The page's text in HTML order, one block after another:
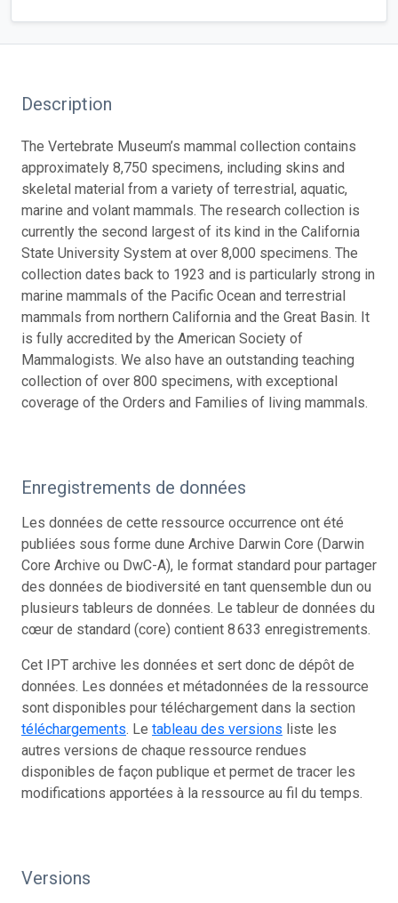
Description
The Vertebrate Museum’s mammal collection contains
approximately 8,750 specimens, including skins and
skeletal material from a variety of terrestrial, aquatic,
marine and volant mammals. The research collection is
currently the second largest of its kind in the California
State University System at over 8,000 specimens. The
collection dates back to 1923 and is particularly strong in
marine mammals of the Pacific Ocean and terrestrial
mammals from northern California and the Great Basin. It
is fully accredited by the American Society of
Mammalogists. We also have an outstanding teaching
collection of over 800 specimens, with exceptional
coverage of the Orders and Families of living mammals.
Enregistrements de données
Les données de cette ressource occurrence ont été
publiées sous forme dune Archive Darwin Core (Darwin
Core Archive ou DwC-A), le format standard pour partager
des données de biodiversité en tant quensemble dun ou
plusieurs tableurs de données. Le tableur de données du
cœur de standard (core) contient 8 633 enregistrements.
Cet IPT archive les données et sert donc de dépôt de
données. Les données et métadonnées de la ressource
sont disponibles pour téléchargement dans la section
téléchargements. Le tableau des versions liste les
autres versions de chaque ressource rendues
disponibles de façon publique et permet de tracer les
modifications apportées à la ressource au fil du temps.
Versions